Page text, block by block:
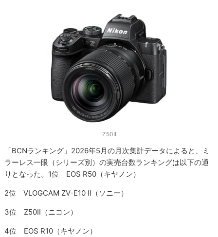
Z50II
「BCNランキング」2026年5月の月次集計データによると、ミ
ラーレス一眼（シリーズ別）の実売台数ランキングは以下の通
りとなった。1位 EOS R50（キヤノン）
2位 VLOGCAM ZV-E10 II（ソニー）
3位 Z50II（ニコン）
4位 EOS R10（キヤノン）